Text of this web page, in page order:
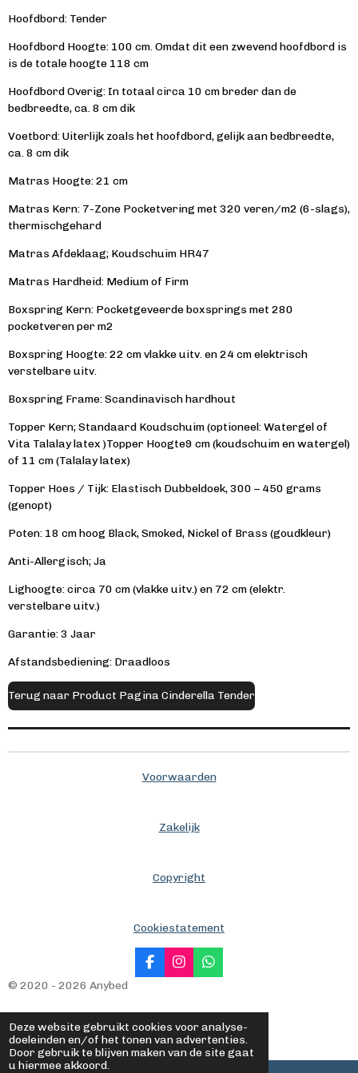
Deze website gebruikt cookies voor analyse-
doeleinden en/of het tonen van advertenties.
Door gebruik te blijven maken van de site gaat
u hiermee akkoord.
Hoofdbord: Tender
Hoofdbord Hoogte: 100 cm. Omdat dit een zwevend hoofdbord is
is de totale hoogte 118 cm
Hoofdbord Overig: In totaal circa 10 cm breder dan de
bedbreedte, ca. 8 cm dik
Voetbord: Uiterlijk zoals het hoofdbord, gelijk aan bedbreedte,
ca. 8 cm dik
Matras Hoogte:21 cm
Matras Kern: 7-Zone Pocketvering met 320 veren/m2 (6-slags),
thermischgehard
Matras Afdeklaag; Koudschuim HR47
Matras Hardheid: Medium of Firm
Boxspring Kern: Pocketgeveerde boxsprings met 280
pocketveren per m2
Boxspring Hoogte:22 cm vlakke uitv. en 24 cm elektrisch
verstelbare uitv.
Boxspring Frame: Scandinavisch hardhout
Topper Kern;Standaard Koudschuim(optioneel: Watergel of
Vita Talalay latex )Topper Hoogte9 cm (koudschuim en watergel)
of 11 cm (Talalay latex)
Topper Hoes / Tijk: Elastisch Dubbeldoek, 300 – 450 grams
(genopt)
Poten: 18 cm hoog Black, Smoked, Nickel of Brass (goudkleur)
Anti-Allergisch; Ja
Lighoogte: circa 70 cm (vlakke uitv.) en 72 cm (elektr.
verstelbare uitv.)
Garantie: 3 Jaar
Afstandsbediening: Draadloos
Terug naar Product Pagina Cinderella Tender
Voorwaarden
Zakelijk
Copyright
Cookiestatement
F
a
o
o
k
I
n
g
r
a
W
h
A
p
p
© 2020 - 2026 Anybed